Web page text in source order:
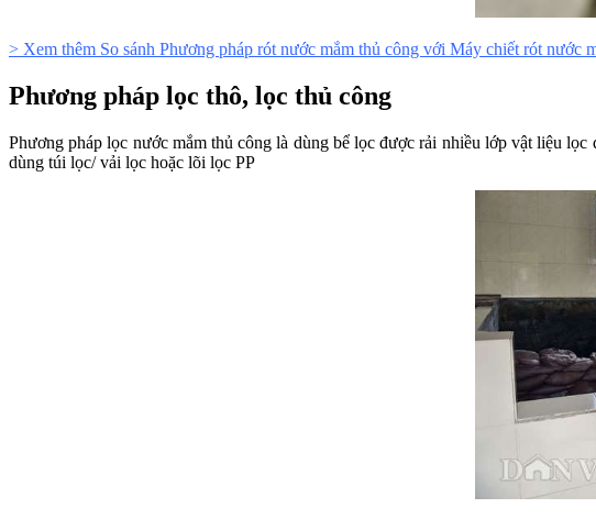
> Xem thêm So sánh Phương pháp rót nước mắm thủ công với Máy chiết rót nước
Phương pháp lọc thô, lọc thủ công
Phương pháp lọc nước mắm thủ công là dùng bể lọc được rải nhiều lớp vật liệu
dùng túi lọc/ vải lọc hoặc lõi lọc PP